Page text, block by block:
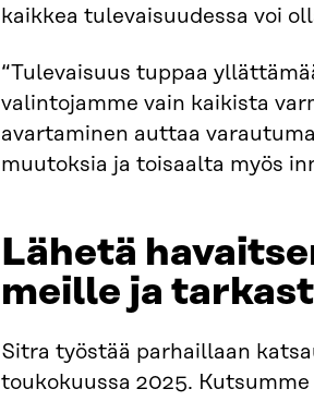
kaikkea tulevaisuudessa voi
“Tulevaisuus tuppaa
valintojamme vain kaikista
avartaminen auttaa
muutoksia ja toisaalta myös
Lähetä
meille ja
Sitra työstää parhaillaan
toukokuussa 2025.